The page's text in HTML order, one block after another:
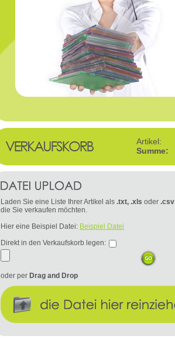
Artikel:
Summe:
Laden Sie eine Liste Ihrer Artikel als .txt, .xls oder .csv
die Sie verkaufen möchten.
Hier eine Beispiel Datei: Beispiel Datei
Direkt in den Verkaufskorb legen:
oder per Drag and Drop